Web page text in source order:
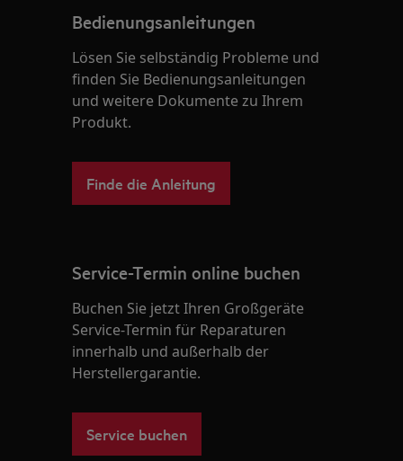
Bedienungsanleitungen
Lösen Sie selbständig Probleme und
finden Sie Bedienungsanleitungen
und weitere Dokumente zu Ihrem
Produkt.
Finde die Anleitung
Service-Termin online buchen
Buchen Sie jetzt Ihren Großgeräte
Service-Termin für Reparaturen
innerhalb und außerhalb der
Herstellergarantie.
Service buchen